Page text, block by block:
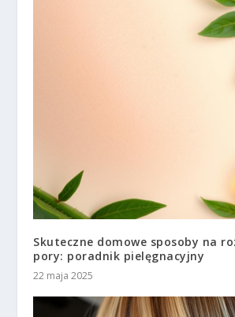
Skuteczne domowe sposoby na
pory: poradnik pielęgnacyjny
22 maja 2025